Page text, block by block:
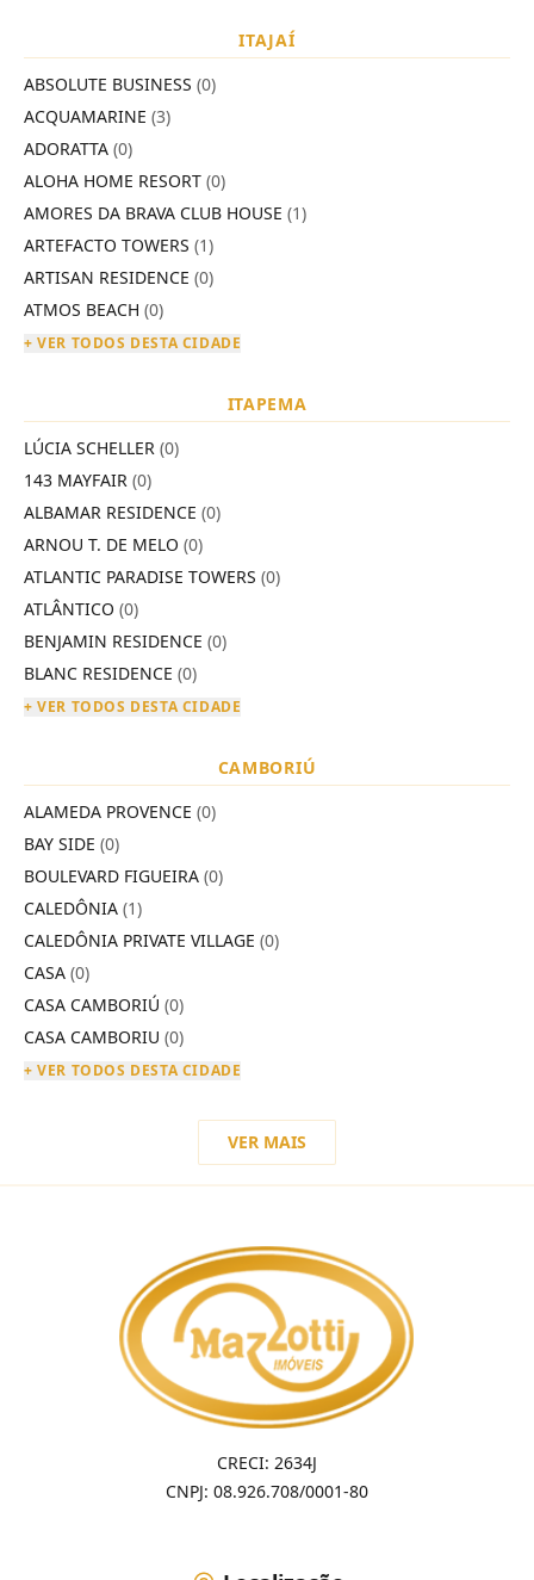
ITAJAÍ
ABSOLUTE BUSINESS (0)
ACQUAMARINE (3)
ADORATTA (0)
ALOHA HOME RESORT (0)
AMORES DA BRAVA CLUB HOUSE (1)
ARTEFACTO TOWERS (1)
ARTISAN RESIDENCE (0)
ATMOS BEACH (0)
+ VER TODOS DESTA CIDADE
ITAPEMA
LÚCIA SCHELLER (0)
143 MAYFAIR (0)
ALBAMAR RESIDENCE (0)
ARNOU T. DE MELO (0)
ATLANTIC PARADISE TOWERS (0)
ATLÂNTICO (0)
BENJAMIN RESIDENCE (0)
BLANC RESIDENCE (0)
+ VER TODOS DESTA CIDADE
CAMBORIÚ
ALAMEDA PROVENCE (0)
BAY SIDE (0)
BOULEVARD FIGUEIRA (0)
CALEDÔNIA (1)
CALEDÔNIA PRIVATE VILLAGE (0)
CASA (0)
CASA CAMBORIÚ (0)
CASA CAMBORIU (0)
+ VER TODOS DESTA CIDADE
VER MAIS
CRECI: 2634J
CNPJ: 08.926.708/0001-80